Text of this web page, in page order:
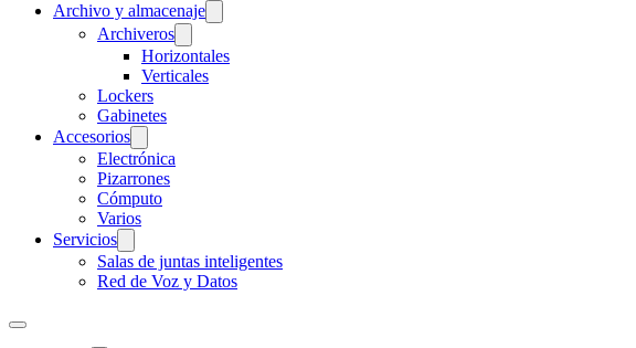
Archivo y almacenaje
Archiveros
Horizontales
Verticales
Lockers
Gabinetes
Accesorios
Electrónica
Pizarrones
Cómputo
Varios
Servicios
Salas de juntas inteligentes
Red de Voz y Datos